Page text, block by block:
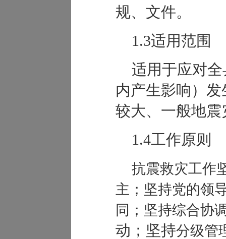
规、文件。
1.3适用范围
适用于应对
内产生影响）
较大、一般地
1.4工作原则
抗震救灾工作
主；坚持党的领
同；坚持综合协
动；坚持分级管